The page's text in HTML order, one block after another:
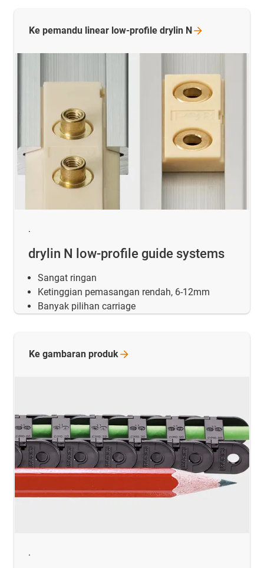
.
drylin N low-profile guide systems
Sangat ringan
Ketinggian pemasangan rendah, 6-12mm
Banyak pilihan carriage
Ke pemandu linear low-profile drylin N
.
Ke gambaran produk